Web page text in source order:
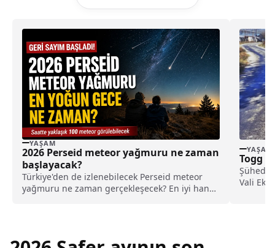
YAŞAM
2026 Perseid meteor yağmuru ne zaman
başlayacak?
Türkiye'den de izlenebilecek Perseid meteor
yağmuru ne zaman gerçekleşecek? En iyi hangi
YAŞAM
Togg
Şüheda
Vali